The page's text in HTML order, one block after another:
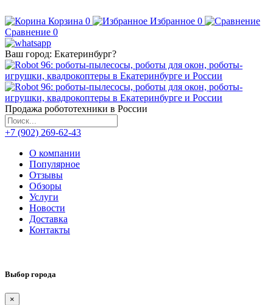
Корзина 0 Избранное 0
Сравнение 0
Ваш город: Екатеринбург?
Продажа робототехники в России
+7 (902) 269-62-43
О компании
Популярное
Отзывы
Обзоры
Услуги
Новости
Доставка
Контакты
Выбор города
×